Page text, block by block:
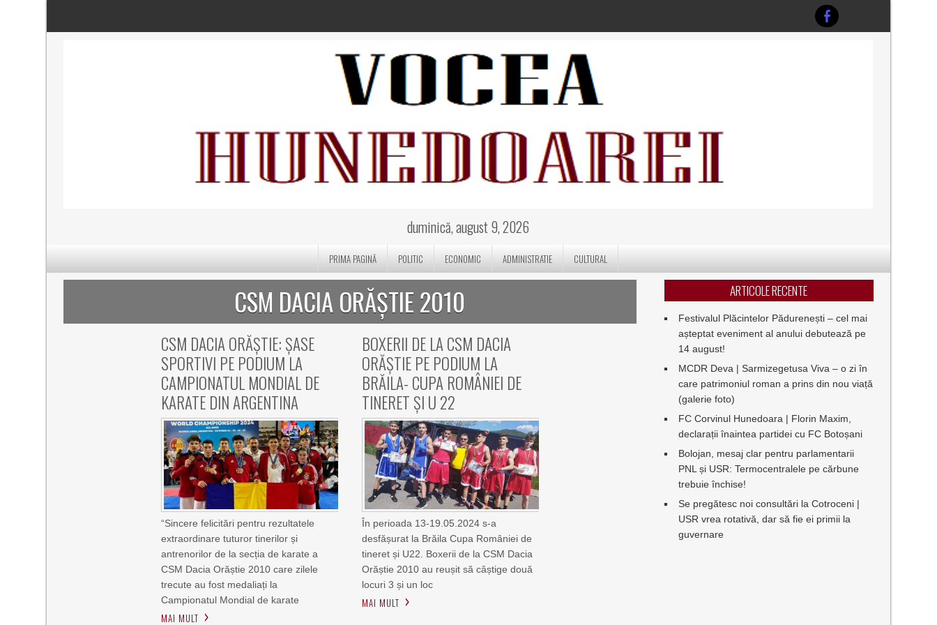
duminică, august 9, 2026
PRIMA PAGINĂ POLITIC ECONOMIC ADMINISTRATIE CULTURAL
CSM DACIA ORĂȘTIE 2010
CSM DACIA ORĂȘTIE: ȘASE
SPORTIVI PE PODIUM LA
CAMPIONATUL MONDIAL DE
KARATE DIN ARGENTINA
“Sincere felicitări pentru rezultatele
extraordinare tuturor tinerilor și
antrenorilor de la secția de karate a
CSM Dacia Orăștie 2010 care zilele
trecute au fost medaliați la
Campionatul Mondial de karate
MAI MULT
BOXERII DE LA CSM DACIA
ORĂȘTIE PE PODIUM LA
BRĂILA- CUPA ROMÂNIEI DE
TINERET ȘI U 22
În perioada 13-19.05.2024 s-a
desfășurat la Brăila Cupa României de
tineret și U22. Boxerii de la CSM Dacia
Orăștie 2010 au reușit să câștige două
locuri 3 și un loc
MAI MULT
ARTICOLE RECENTE
Festivalul Plăcintelor Pădurenești – cel mai
așteptat eveniment al anului debutează pe
14 august!
MCDR Deva | Sarmizegetusa Viva – o zi în
care patrimoniul roman a prins din nou viață
(galerie foto)
FC Corvinul Hunedoara | Florin Maxim,
declarații înaintea partidei cu FC Botoșani
Bolojan, mesaj clar pentru parlamentarii
PNL și USR: Termocentralele pe cărbune
trebuie închise!
Se pregătesc noi consultări la Cotroceni |
USR vrea rotativă, dar să fie ei primii la
guvernare